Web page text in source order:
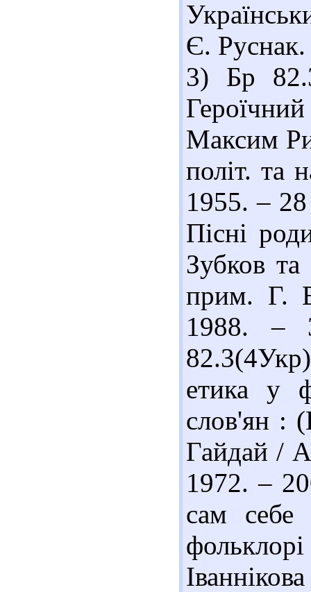
Є.
3) Бр
Максим
політ. та
1955. –
Пісні
Зубков
прим. Г.
1988. –
етика у
слов'ян :
Гайдай /
1972. –
сам себе